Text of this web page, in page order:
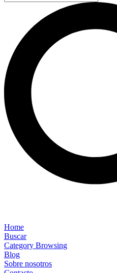
Home
Buscar
Category Browsing
Blog
Sobre nosotros